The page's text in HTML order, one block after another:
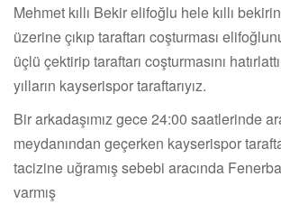
Mehmet kıllı Bekir elifoğlu hele kıllı
üzerine çıkıp taraftarı coşturması
üçlü çektirip taraftarı coşturmasını
yılların kayserispor taraftarıyız.
Bir arkadaşımız gece 24:00 saatlerinde
meydanından geçerken kayserispor
tacizine uğramış sebebi aracında
varmış